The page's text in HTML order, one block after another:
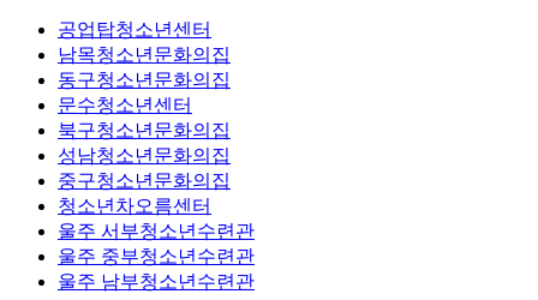
공업탑청소년센터
남목청소년문화의집
동구청소년문화의집
문수청소년센터
북구청소년문화의집
성남청소년문화의집
중구청소년문화의집
청소년차오름센터
울주 서부청소년수련관
울주 중부청소년수련관
울주 남부청소년수련관